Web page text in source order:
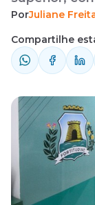
18.581,16!
informações
50 Cargos:
Tesouro
18.581,16
120,00 a R$
PorJuliane
Compartilhe